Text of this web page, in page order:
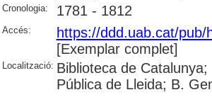
Cronologia: 1781 - 1812
Accés:
https://ddd.uab.cat/pub/
[Exemplar complet]
Localització: Biblioteca de
Pública de Lleida; B.